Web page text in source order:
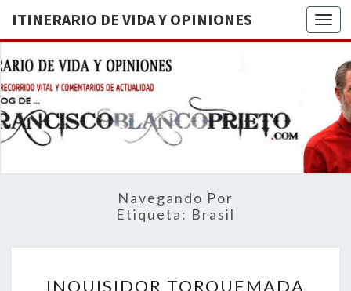
ITINERARIO DE VIDA Y OPINIONES
DE
BREVE
RECORRIDO
VITAL Y
ACTUALIDAD
Navegando Por
Etiqueta: Brasil
INQUISIDOR TORQUEMADA